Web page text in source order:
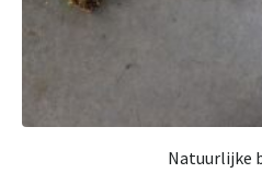
Natuurlijke